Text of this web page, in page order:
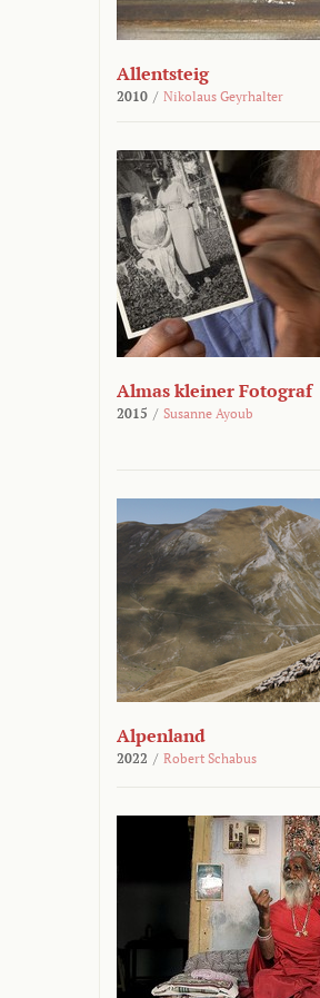
Allentsteig
2010 / Nikolaus Geyrhalter
Almas kleiner Fotograf
2015 / Susanne Ayoub
Alpenland
2022 / Robert Schabus